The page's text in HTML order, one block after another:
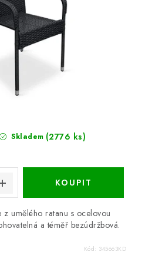
Skladem (2776 ks)
z umělého ratanu s ocelovou
a téměř bezúdržbová.
Kód: 345663KD